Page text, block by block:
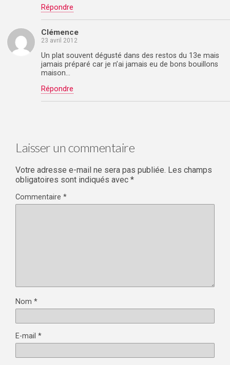
Répondre
Clémence
23 avril 2012
Un plat souvent dégusté dans des restos du 13e mais
jamais préparé car je n’ai jamais eu de bons bouillons
maison…
Répondre
Laisser un commentaire
Votre adresse e-mail ne sera pas publiée. Les champs
obligatoires sont indiqués avec *
Commentaire *
Nom *
E-mail *